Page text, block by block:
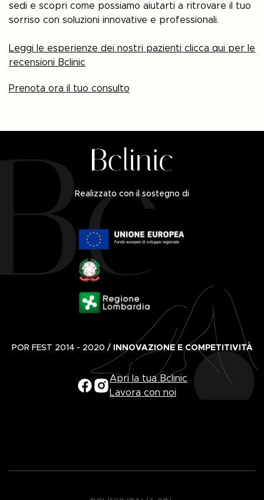
sedi e scopri come possiamo aiutarti a ritrovare il tuo
sorriso con soluzioni innovative e professionali.
Leggi le esperienze dei nostri pazienti clicca qui per le
recensioni Bclinic
Prenota ora il tuo consulto
Realizzato con il sostegno di
POR FEST 2014 - 2020 / INNOVAZIONE E COMPETITIVITÀ
Apri la tua Bclinic
Lavora con noi